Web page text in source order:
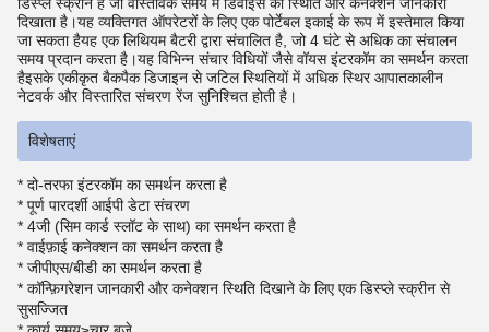
दिखाता है।यह व्यक्तिगत ऑपरेटरों के लिए एक पोर्टेबल इकाई के रूप में इस्तेमाल किया
जा सकता हैयह एक लिथियम बैटरी द्वारा संचालित है, जो 4 घंटे से अधिक का संचालन
समय प्रदान करता है।यह विभिन्न संचार विधियों जैसे वॉयस इंटरकॉम का समर्थन करता
हैइसके एकीकृत बैकपैक डिजाइन से जटिल स्थितियों में अधिक स्थिर आपातकालीन
नेटवर्क और विस्तारित संचरण रेंज सुनिश्चित होती है।
विशेषताएं
* दो-तरफा इंटरकॉम का समर्थन करता है
* पूर्ण पारदर्शी आईपी डेटा संचरण
* 4जी (सिम कार्ड स्लॉट के साथ) का समर्थन करता है
* वाईफ़ाई कनेक्शन का समर्थन करता है
* जीपीएस/बीडी का समर्थन करता है
* कॉन्फ़िगरेशन जानकारी और कनेक्शन स्थिति दिखाने के लिए एक डिस्प्ले स्क्रीन से
सुसज्जित